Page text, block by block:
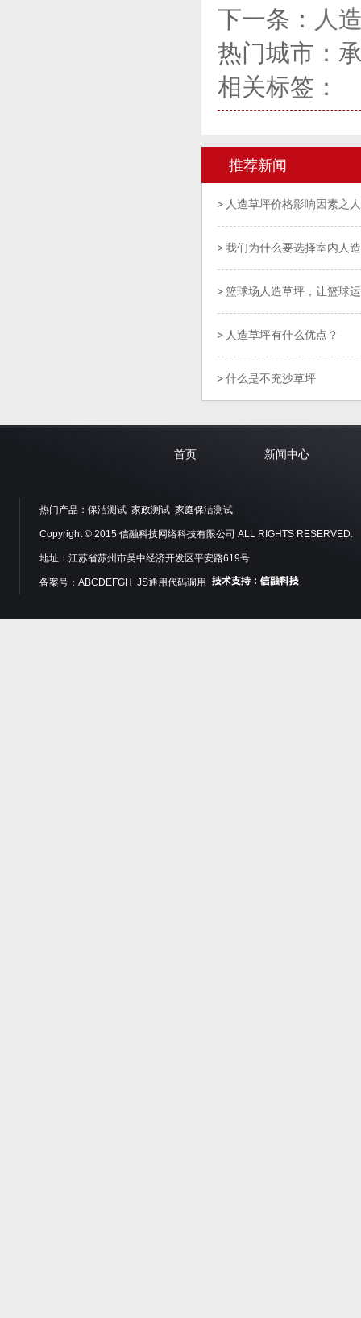
下一条： 人
热门城市：
相关标签：
推荐新闻
人造草坪价格影响因素之
我们为什么要选择室内人
篮球场人造草坪，让篮球
人造草坪有什么优点？
什么是不充沙草坪
首页 新闻中心
热门产品： 保洁测试 家政测试 家庭保洁测试
Copyright © 2015 信融科技网络科技有限公司 ALL RIGHTS RESERVED.
地址：江苏省苏州市吴中经济开发区平安路619号
备案号：ABCDEFGH JS通用代码调用